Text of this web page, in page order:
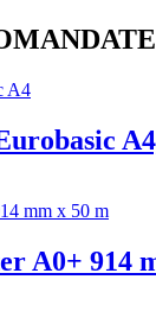
A0+ 914